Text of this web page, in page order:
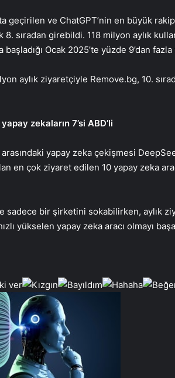
geçirilen ve ChatGPT’nin en büyük
sıradan girebildi. 118 milyon aylık
Ocak 2025’te yüzde 9’dan
aylık ziyaretçiyle Remove.bg, 10.
zekaların 7’si ABD’li
yapay zeka çekişmesi
en çok ziyaret edilen 10 yapay zeka
sadece bir şirketini sokabilirken, aylık
yükselen yapay zeka aracı olmayı
ver